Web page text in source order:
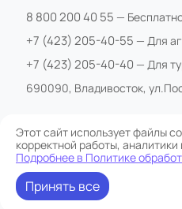
8 800 200 40 55 —
+7 (423) 205-40-55 — Для
+7 (423) 205-40-40 — Для
690090, Владивосток,
Все права защищены
Сайт обслуживается Starostoff
Политика обработки
Этот сайт использует файлы
корректной работы,
Подробнее в Политике
Принять все